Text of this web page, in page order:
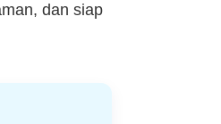
dan siap